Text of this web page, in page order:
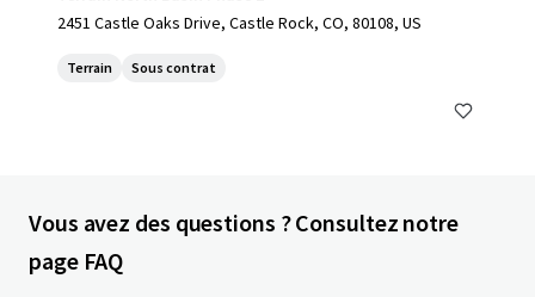
2451 Castle Oaks Drive, Castle Rock, CO, 80108, US
Terrain Sous contrat
Vous avez des questions ? Consultez notre
page FAQ